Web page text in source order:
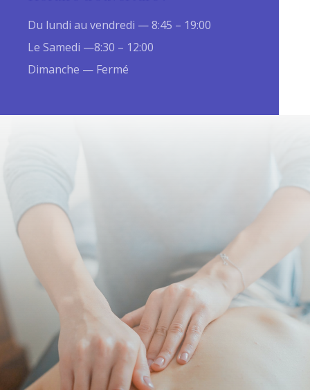
Du lundi au vendredi — 8:45 – 19:00
Le Samedi —8:30 – 12:00
Dimanche — Fermé